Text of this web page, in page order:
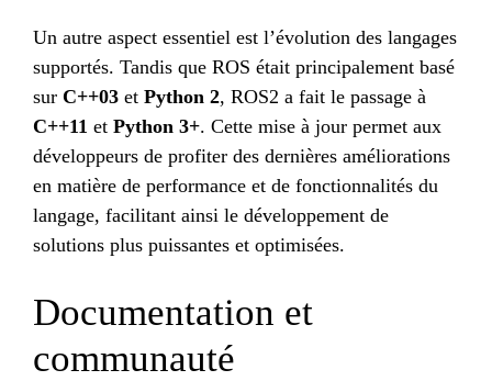
Un autre aspect essentiel est l’évolution des langages
supportés. Tandis que ROS était principalement basé
sur C++03 et Python 2, ROS2 a fait le passage à
C++11 et Python 3+. Cette mise à jour permet aux
développeurs de profiter des dernières améliorations
en matière de performance et de fonctionnalités du
langage, facilitant ainsi le développement de
solutions plus puissantes et optimisées.
Documentation et
communauté